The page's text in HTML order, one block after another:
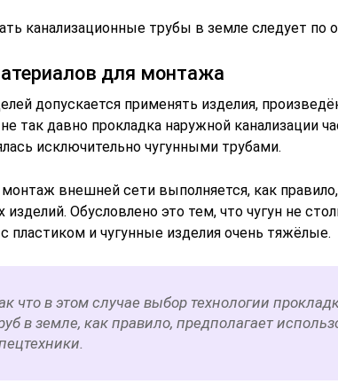
канализационные трубы в земле следует по
для монтажа
допускается применять изделия,
так давно прокладка наружной канализации
исключительно чугунными трубами.
внешней сети выполняется, как
Обусловлено это тем, что чугун не
пластиком и чугунные изделия очень тяжёлые.
что в этом случае выбор технологии
в земле, как правило, предполагает